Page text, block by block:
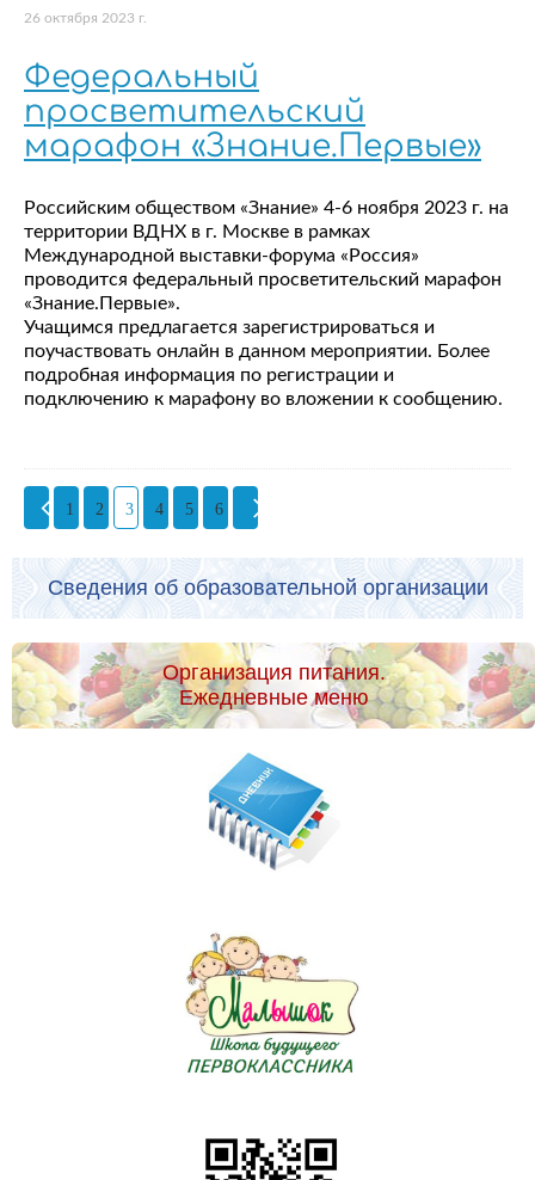
26 октября 2023 г.
Федеральный
просветительский
марафон «Знание.Первые»
Российским обществом «Знание» 4-6 ноября 2023 г. на
территории ВДНХ в г. Москве в рамках
Международной выставки-форума «Россия»
проводится федеральный просветительский марафон
«Знание.Первые».
Учащимся предлагается зарегистрироваться и
поучаствовать онлайн в данном мероприятии. Более
подробная информация по регистрации и
подключению к марафону во вложении к сообщению.
1 2 3 4 5 6
Сведения об образовательной организации
Организация питания.
Ежедневные меню